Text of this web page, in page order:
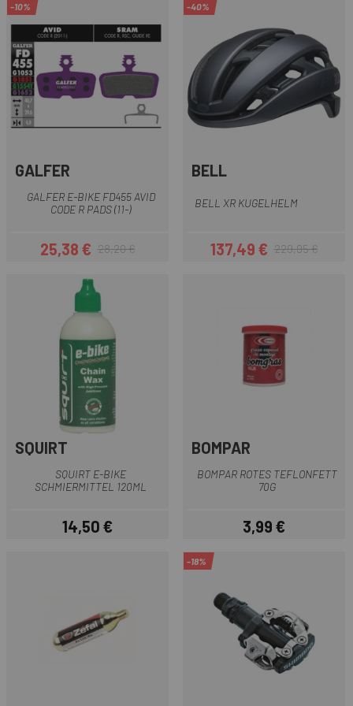
-10%
GALFER
GALFER E-BIKE FD455 AVID
CODE R PADS (11-)
Preis
25,38 €Regulärer Preis
28,20 €
-40%
BELL
BELL XR KUGELHELM
Preis
137,49 €Regulärer Preis
229,95 €
SQUIRT
SQUIRT E-BIKE
SCHMIERMITTEL 120ML
Preis
14,50 €
BOMPAR
BOMPAR ROTES TEFLONFETT
70G
Preis
3,99 €
-18%